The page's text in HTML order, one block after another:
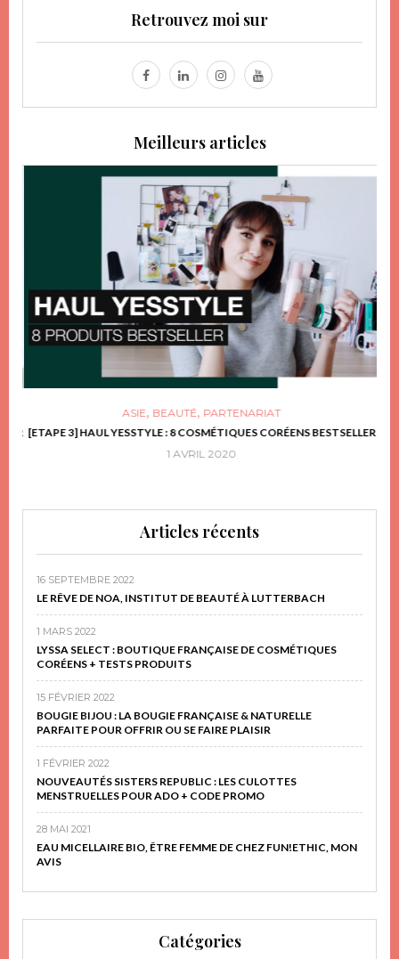
Retrouvez moi sur
Meilleurs articles
ASIE, BEAUTÉ, PARTENARIAT
[ETAPE 3] HAUL YESSTYLE : 8 COSMÉTIQUES CORÉENS BESTSELLER
1 AVRIL 2020
Articles récents
16 SEPTEMBRE 2022
LE RÊVE DE NOA, INSTITUT DE BEAUTÉ À LUTTERBACH
1 MARS 2022
LYSSA SELECT : BOUTIQUE FRANÇAISE DE COSMÉTIQUES
CORÉENS + TESTS PRODUITS
15 FÉVRIER 2022
BOUGIE BIJOU : LA BOUGIE FRANÇAISE & NATURELLE
PARFAITE POUR OFFRIR OU SE FAIRE PLAISIR
1 FÉVRIER 2022
NOUVEAUTÉS SISTERS REPUBLIC : LES CULOTTES
MENSTRUELLES POUR ADO + CODE PROMO
28 MAI 2021
EAU MICELLAIRE BIO, ÊTRE FEMME DE CHEZ FUN!ETHIC, MON
AVIS
Catégories